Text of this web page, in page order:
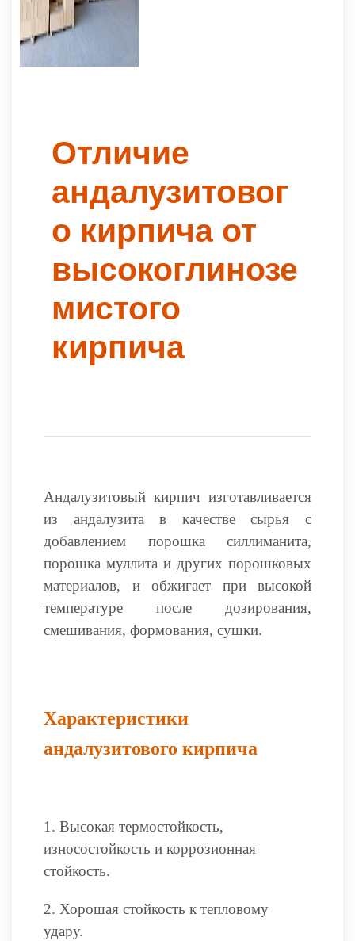
Отличие
андалузитовог
о кирпича от
высокоглинозе
мистого
кирпича
Андалузитовый кирпич изготавливается
из андалузита в качестве сырья с
добавлением порошка силлиманита,
порошка муллита и других порошковых
материалов, и обжигает при высокой
температуре после дозирования,
смешивания, формования, сушки.
Характеристики
андалузитового кирпича
1. Высокая термостойкость,
износостойкость и коррозионная
стойкость.
2. Хорошая стойкость к тепловому
удару.